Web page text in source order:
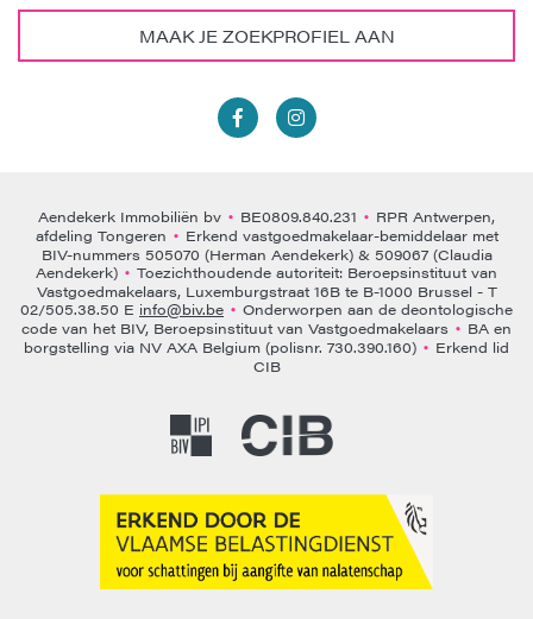
MAAK JE ZOEKPROFIEL AAN
Aendekerk Immobiliën bv • BE0809.840.231 • RPR Antwerpen,
afdeling Tongeren • Erkend vastgoedmakelaar-bemiddelaar met
BIV-nummers 505070 (Herman Aendekerk) & 509067 (Claudia
Aendekerk) • Toezichthoudende autoriteit: Beroepsinstituut van
Vastgoedmakelaars, Luxemburgstraat 16B te B-1000 Brussel - T
02/505.38.50 E info@biv.be • Onderworpen aan de deontologische
code van het BIV, Beroepsinstituut van Vastgoedmakelaars • BA en
borgstelling via NV AXA Belgium (polisnr. 730.390.160) • Erkend lid
CIB